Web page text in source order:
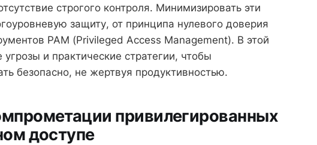
строгого контроля. Минимизировать эти
защиту, от принципа нулевого доверия
PAM (Privileged Access Management). В этой
и практические стратегии, чтобы
безопасно, не жертвуя продуктивностью.
привилегированных
доступе